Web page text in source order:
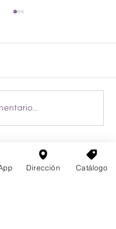
Dirección Catálogo